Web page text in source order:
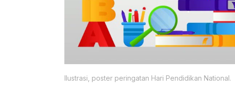
Ilustrasi, poster peringatan Hari Pendidikan National.